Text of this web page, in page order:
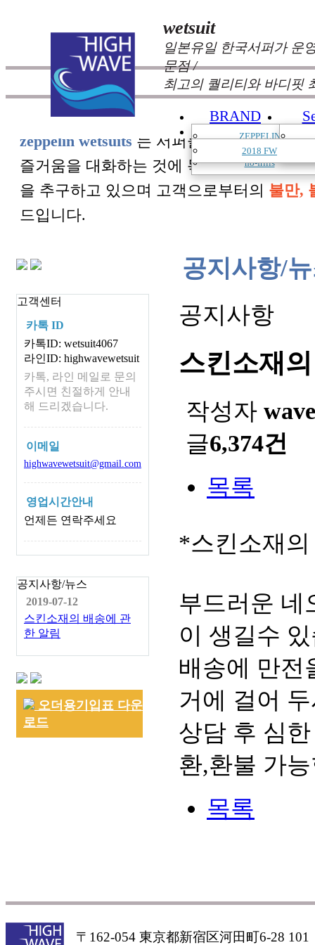
wetsuit
일본유일 한국서퍼가 운
문점 /
최고의 퀄리티와 바디핏
BRAND
ZEPPELIN
AeroQuip
no-frills
CATALOGUE
2018 FW
zeppelin wetsuits 는 서퍼들의 느낌과 의견
즐거움을 대화하는 것에 목표를 두고 있
을 추구하고 있으며 고객으로부터의 불만,
드입니다.
고객센터
카톡 ID
카톡ID: wetsuit4067
라인ID: highwavewetsuit
카톡, 라인 메일로 문의
주시면 친절하게 안내
해 드리겠습니다.
이메일
highwavewetsuit@gmail.com
영업시간안내
언제든 연락주세요
공지사항/뉴스
2019-07-12
스킨소재의 배송에 관
한 알림
오더용기입표 다운
로드
공지사항/
공지사항
스킨소재
작성자 wave
글6,374건
목록
*스킨소재
부드러운 네
이 생길수
배송에 만전
거에 걸어
상담 후 심
환,환불 가
목록
〒162-054 東京都新宿区河田町6-28 101